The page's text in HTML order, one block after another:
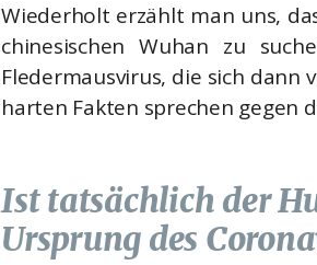
Wiederholt erzählt man uns,
chinesischen Wuhan zu
Fledermausvirus, die sich
harten Fakten sprechen gegen
Ist tatsächlich der
Ursprung des